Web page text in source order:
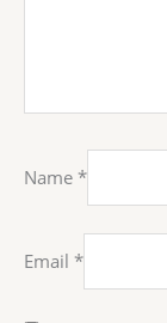
Name *
Email *